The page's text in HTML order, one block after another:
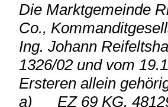
Die Marktgemeinde
Co.,
Ing. Johann
1326/02 und vom
Ersteren allein
a)
EZ 69 KG.